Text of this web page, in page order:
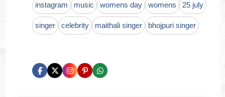
instagram music womens day womens 25 july
singer celebrity maithali singer bhojpuri singer